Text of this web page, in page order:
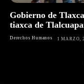
Gobierno de
tiaxca de
Derechos Humanos 1 MARZO,